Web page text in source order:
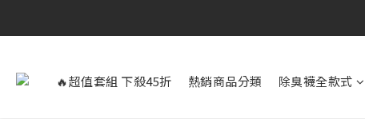
🔥超值套組 下殺45折 熱銷商品分類 除臭襪全款式